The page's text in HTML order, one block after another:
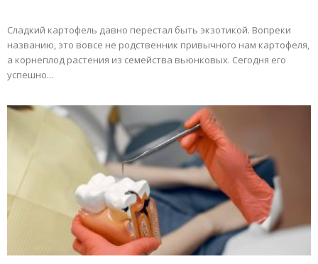
Сладкий картофель давно перестал быть экзотикой. Вопреки
названию, это вовсе не родственник привычного нам картофеля,
а корнеплод растения из семейства вьюнковых. Сегодня его
успешно...